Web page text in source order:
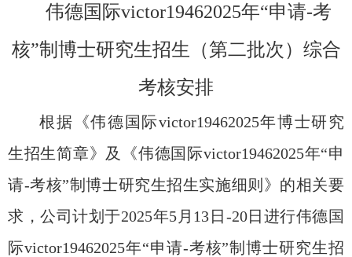
伟德国际victor19462025年“申请-考
核”制博士研究生招生（第二批次）综合
考核安排
根据《伟德国际victor19462025年博士研究
生招生简章》及《伟德国际victor19462025年“申
请-考核”制博士研究生招生实施细则》的相关要
求，公司计划于2025年5 月 13日-20日进行伟德国
际victor19462025年“申请-考核”制博士研究生招